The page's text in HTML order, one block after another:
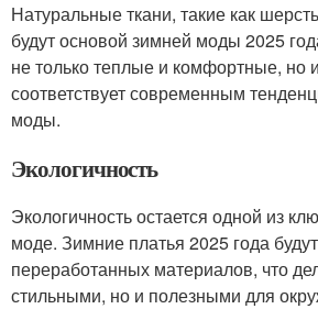
Натуральные ткани, такие как
будут основой зимней моды 2025
не только теплые и комфортные, но
соответствует современным
моды.
Экологичность
Экологичность остается одной из
моде. Зимние платья 2025 года
переработанных материалов, что
стильными, но и полезными для